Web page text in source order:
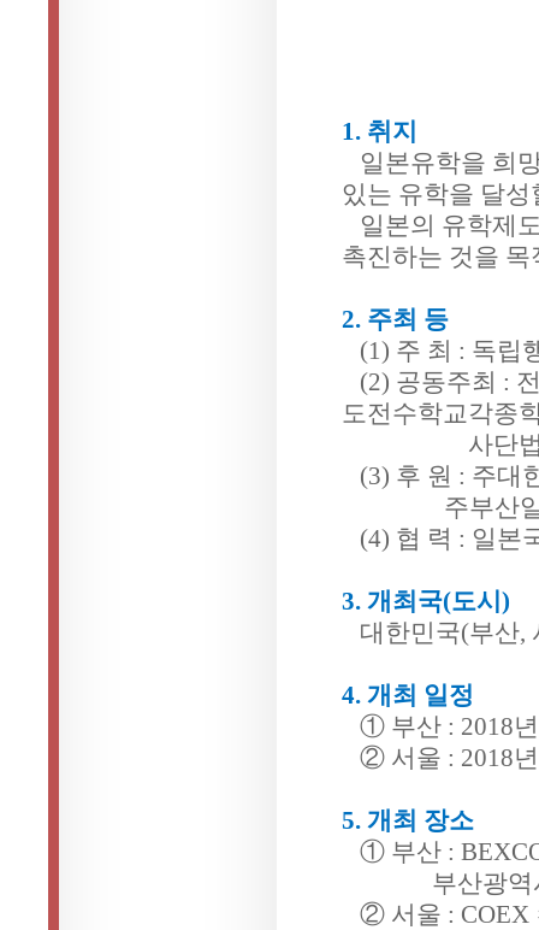
1. 취지
일본유학을 희
있는 유학을 달성
일본의 유학제
촉진하는 것을
2. 주최 등
(1) 주 최 : 독립
(2) 공동주최 :
도전수학교각종
사단법인 한
(3) 후 원 : 주대
주부산일본
(4) 협 력 : 일본
3. 개최국(도시)
대한민국(부산,
4. 개최 일정
① 부산 : 2018년
② 서울 : 2018년
5. 개최 장소
① 부산 :
부산광역시
② 서울 : COEX